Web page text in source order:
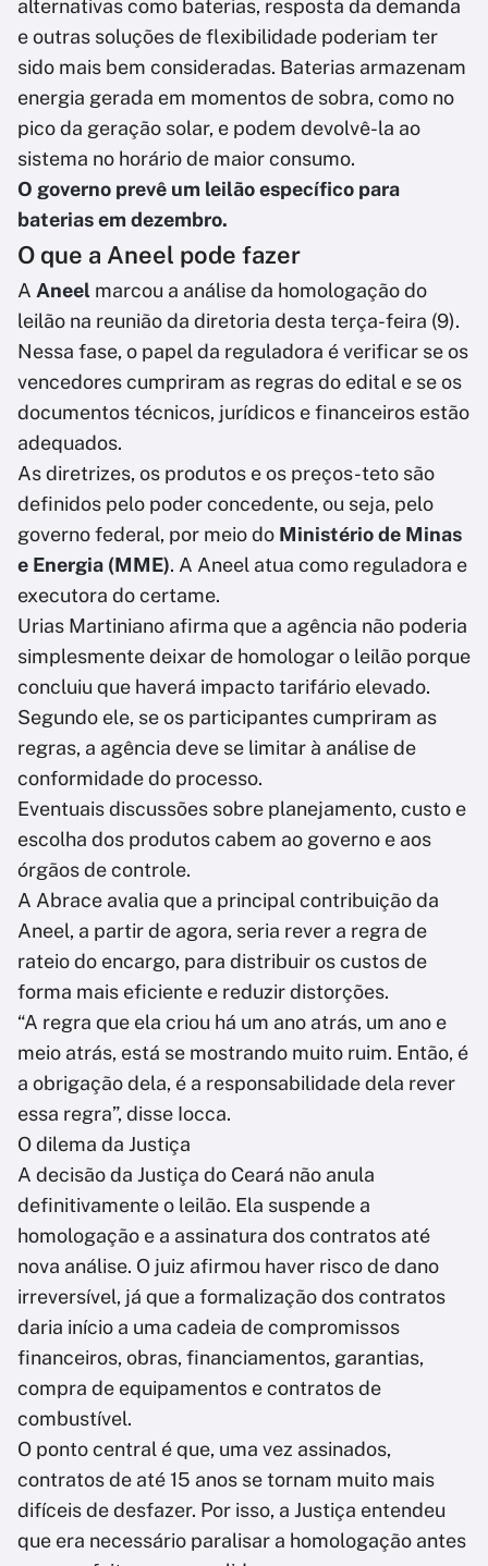
alternativas como baterias, resposta da demanda
e outras soluções de flexibilidade poderiam ter
sido mais bem consideradas. Baterias armazenam
energia gerada em momentos de sobra, como no
pico da geração solar, e podem devolvê-la ao
sistema no horário de maior consumo.
O governo prevê um leilão específico para
baterias em dezembro.
O que a Aneel pode fazer
A Aneel marcou a análise da homologação do
leilão na reunião da diretoria desta terça-feira (9).
Nessa fase, o papel da reguladora é verificar se os
vencedores cumpriram as regras do edital e se os
documentos técnicos, jurídicos e financeiros estão
adequados.
As diretrizes, os produtos e os preços-teto são
definidos pelo poder concedente, ou seja, pelo
governo federal, por meio do Ministério de Minas
e Energia (MME). A Aneel atua como reguladora e
executora do certame.
Urias Martiniano afirma que a agência não poderia
simplesmente deixar de homologar o leilão porque
concluiu que haverá impacto tarifário elevado.
Segundo ele, se os participantes cumpriram as
regras, a agência deve se limitar à análise de
conformidade do processo.
Eventuais discussões sobre planejamento, custo e
escolha dos produtos cabem ao governo e aos
órgãos de controle.
A Abrace avalia que a principal contribuição da
Aneel, a partir de agora, seria rever a regra de
rateio do encargo, para distribuir os custos de
forma mais eficiente e reduzir distorções.
“A regra que ela criou há um ano atrás, um ano e
meio atrás, está se mostrando muito ruim. Então, é
a obrigação dela, é a responsabilidade dela rever
essa regra”, disse Iocca.
O dilema da Justiça
A decisão da Justiça do Ceará não anula
definitivamente o leilão. Ela suspende a
homologação e a assinatura dos contratos até
nova análise. O juiz afirmou haver risco de dano
irreversível, já que a formalização dos contratos
daria início a uma cadeia de compromissos
financeiros, obras, financiamentos, garantias,
compra de equipamentos e contratos de
combustível.
O ponto central é que, uma vez assinados,
contratos de até 15 anos se tornam muito mais
difíceis de desfazer. Por isso, a Justiça entendeu
que era necessário paralisar a homologação antes